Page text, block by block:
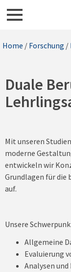
Home / Forschung /
Duale
Mit unseren
moderne
entwickeln wir
Grundlagen für
auf.
Unsere
Allgemeine
Evaluierung
Analysen